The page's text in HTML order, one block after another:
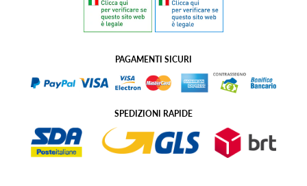
PAGAMENTI SICURI
SPEDIZIONI RAPIDE